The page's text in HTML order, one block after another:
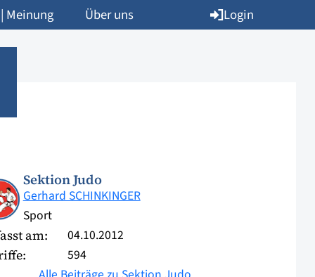
Meinung Über uns Login
Sektion Judo
Gerhard SCHINKINGER
Sport
am: 04.10.2012
594